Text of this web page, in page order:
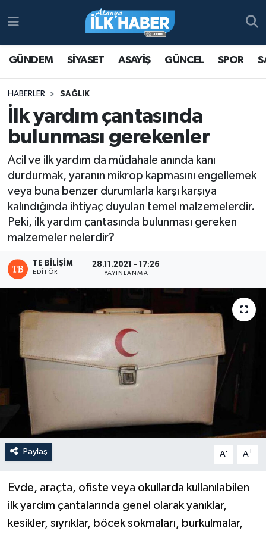
GÜNDEM SİYASET ASAYİŞ GÜNCEL SPOR
HABERLER SAĞLIK
İlk yardım çantasında
bulunması gerekenler
Acil ve ilk yardım da müdahale anında kanı
durdurmak, yaranın mikrop kapmasını engellemek
veya buna benzer durumlarla karşı karşıya
kalındığında ihtiyaç duyulan temel malzemelerdir.
Peki, ilk yardım çantasında bulunması gereken
malzemeler nelerdir?
TE BILIŞIM
EDITÖR
28.11.2021 - 17:26
YAYINLANMA
Paylaş A- A+
Evde, araçta, ofiste veya okullarda kullanılabilen
ilk yardım çantalarında genel olarak yanıklar,
kesikler, sıyrıklar, böcek sokmaları, burkulmalar,
Antalya Nöbetçi Eczaneler
Antalya Namaz Vakitleri
Antalya Trafik Yoğunluk Haritası
Süper Lig Puan Durumu ve Fikstür
Tüm Manşetler
Son Dakika Haberleri
Haber Arşivi